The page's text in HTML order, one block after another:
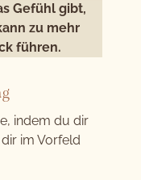
Gefühl gibt,
zu mehr
führen.
indem du dir
im Vorfeld